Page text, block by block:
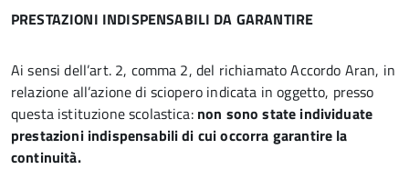
PRESTAZIONI INDISPENSABILI DA GARANTIRE
Ai sensi dell’art. 2, comma 2, del richiamato Accordo Aran, in
relazione all’azione di sciopero indicata in oggetto, presso
questa istituzione scolastica: non sono state individuate
prestazioni indispensabili di cui occorra garantire la
continuità.